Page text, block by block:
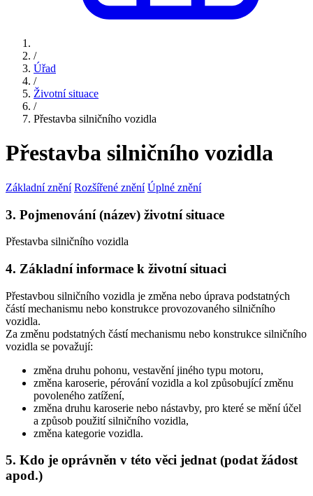
/
Úřad
/
Životní situace
/
Přestavba silničního vozidla
Přestavba silničního vozidla
Základní znění Rozšířené znění Úplné znění
3. Pojmenování (název) životní situace
Přestavba silničního vozidla
4. Základní informace k životní situaci
Přestavbou silničního vozidla je změna nebo úprava podstatných
částí mechanismu nebo konstrukce provozovaného silničního
vozidla.
Za změnu podstatných částí mechanismu nebo konstrukce silničního
vozidla se považují:
změna druhu pohonu, vestavění jiného typu motoru,
změna karoserie, pérování vozidla a kol způsobující změnu
povoleného zatížení,
změna druhu karoserie nebo nástavby, pro které se mění účel
a způsob použití silničního vozidla,
změna kategorie vozidla.
5. Kdo je oprávněn v této věci jednat (podat žádost
apod.)